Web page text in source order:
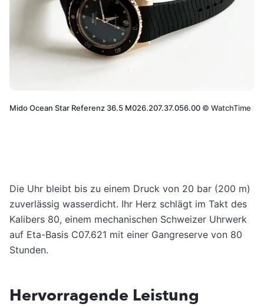
Mido Ocean Star Referenz 36.5 M026.207.37.056.00 © WatchTime
Die Uhr bleibt bis zu einem Druck von 20 bar (200 m)
zuverlässig wasserdicht. Ihr Herz schlägt im Takt des
Kalibers 80, einem mechanischen Schweizer Uhrwerk
auf Eta-Basis C07.621 mit einer Gangreserve von 80
Stunden.
Hervorragende Leistung